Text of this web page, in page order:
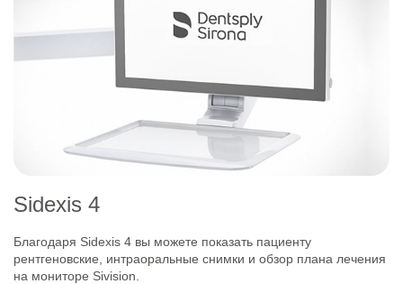
Sidexis 4
Благодаря Sidexis 4 вы можете показать пациенту
рентгеновские, интраоральные снимки и обзор плана лечения
на мониторе Sivision.